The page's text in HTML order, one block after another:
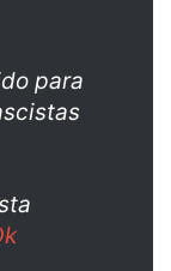
para